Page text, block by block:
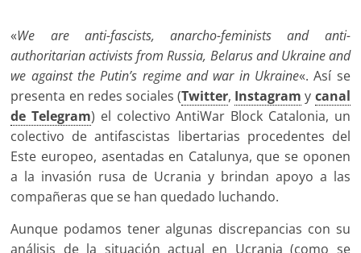
«We are anti-fascists, anarcho-feminists and anti-
authoritarian activists from Russia, Belarus and Ukraine and
we against the Putin’s regime and war in Ukraine«. Así se
presenta en redes sociales (Twitter, Instagram y canal
de Telegram) el colectivo AntiWar Block Catalonia, un
colectivo de antifascistas libertarias procedentes del
Este europeo, asentadas en Catalunya, que se oponen
a la invasión rusa de Ucrania y brindan apoyo a las
compañeras que se han quedado luchando.
Aunque podamos tener algunas discrepancias con su
análisis de la situación actual en Ucrania (como se